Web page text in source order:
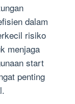
dalam
risiko
menjaga
start
penting